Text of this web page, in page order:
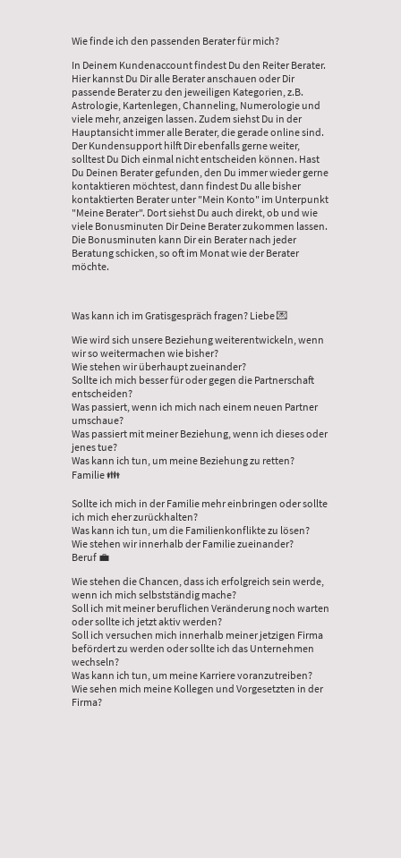
Wie finde ich den passenden Berater für mich?
In Deinem Kundenaccount findest Du den Reiter Berater.
Hier kannst Du Dir alle Berater anschauen oder Dir
passende Berater zu den jeweiligen Kategorien, z.B.
Astrologie, Kartenlegen, Channeling, Numerologie und
viele mehr, anzeigen lassen. Zudem siehst Du in der
Hauptansicht immer alle Berater, die gerade online sind.
Der Kundensupport hilft Dir ebenfalls gerne weiter,
solltest Du Dich einmal nicht entscheiden können. Hast
Du Deinen Berater gefunden, den Du immer wieder gerne
kontaktieren möchtest, dann findest Du alle bisher
kontaktierten Berater unter "Mein Konto" im Unterpunkt
"Meine Berater". Dort siehst Du auch direkt, ob und wie
viele Bonusminuten Dir Deine Berater zukommen lassen.
Die Bonusminuten kann Dir ein Berater nach jeder
Beratung schicken, so oft im Monat wie der Berater
möchte.
Was kann ich im Gratisgespräch fragen? Liebe 💌
Wie wird sich unsere Beziehung weiterentwickeln, wenn
wir so weitermachen wie bisher?
Wie stehen wir überhaupt zueinander?
Sollte ich mich besser für oder gegen die Partnerschaft
entscheiden?
Was passiert, wenn ich mich nach einem neuen Partner
umschaue?
Was passiert mit meiner Beziehung, wenn ich dieses oder
jenes tue?
Was kann ich tun, um meine Beziehung zu retten?
Familie 👪
Sollte ich mich in der Familie mehr einbringen oder sollte
ich mich eher zurückhalten?
Was kann ich tun, um die Familienkonflikte zu lösen?
Wie stehen wir innerhalb der Familie zueinander?
Beruf 💼
Wie stehen die Chancen, dass ich erfolgreich sein werde,
wenn ich mich selbstständig mache?
Soll ich mit meiner beruflichen Veränderung noch warten
oder sollte ich jetzt aktiv werden?
Soll ich versuchen mich innerhalb meiner jetzigen Firma
befördert zu werden oder sollte ich das Unternehmen
wechseln?
Was kann ich tun, um meine Karriere voranzutreiben?
Wie sehen mich meine Kollegen und Vorgesetzten in der
Firma?